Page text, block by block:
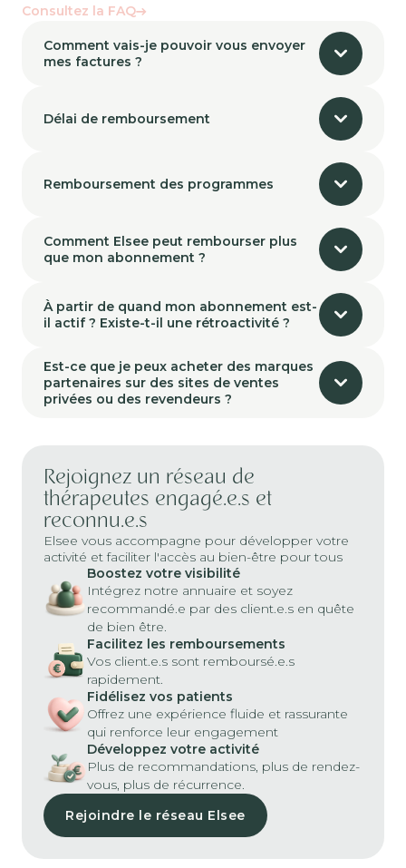
Consultez la FAQ
Comment vais-je pouvoir vous envoyer
mes factures ?
Délai de remboursement
Remboursement des programmes
Comment Elsee peut rembourser plus
que mon abonnement ?
À partir de quand mon abonnement est-
il actif ? Existe-t-il une rétroactivité ?
Est-ce que je peux acheter des marques
partenaires sur des sites de ventes
privées ou des revendeurs ?
Rejoignez un réseau de
thérapeutes engagé.e.s et
reconnu.e.s
Elsee vous accompagne pour développer votre
activité et faciliter l'accès au bien-être pour tous
Boostez votre visibilité
Intégrez notre annuaire et soyez
recommandé.e par des client.e.s en quête
de bien être.
Facilitez les remboursements
Vos client.e.s sont remboursé.e.s
rapidement.
Fidélisez vos patients
Offrez une expérience fluide et rassurante
qui renforce leur engagement
Développez votre activité
Plus de recommandations, plus de rendez-
vous, plus de récurrence.
Rejoindre le réseau Elsee